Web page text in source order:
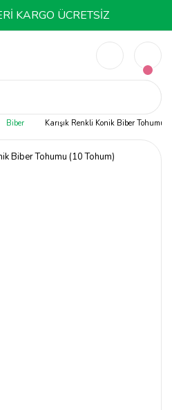
KARGO ÜCRETSİZ
Biber Karışık Renkli Konik Biber Tohumu